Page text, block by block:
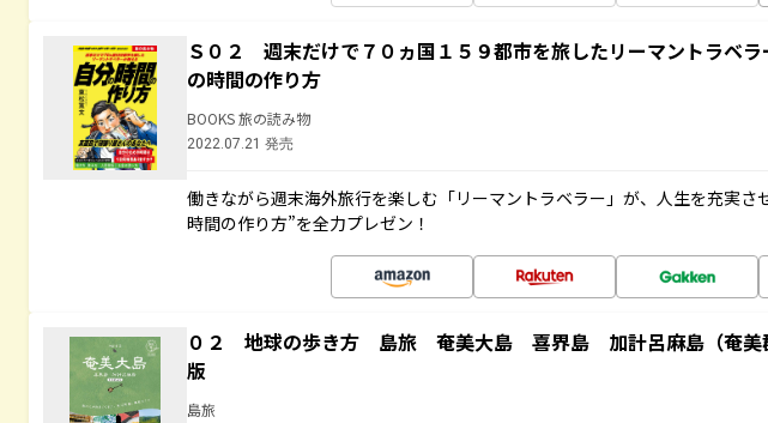
Ｓ０２ 週末だけで７０ヵ国１５９都市を旅したリーマントラベラ
の時間の作り方
BOOKS 旅の読み物
2022.07.21 発売
働きながら週末海外旅行を楽しむ「リーマントラベラー」が、人生を充実さ
時間の作り方”を全力プレゼン！
０２ 地球の歩き方 島旅 奄美大島 喜界島 加計呂麻島（奄
版
島旅